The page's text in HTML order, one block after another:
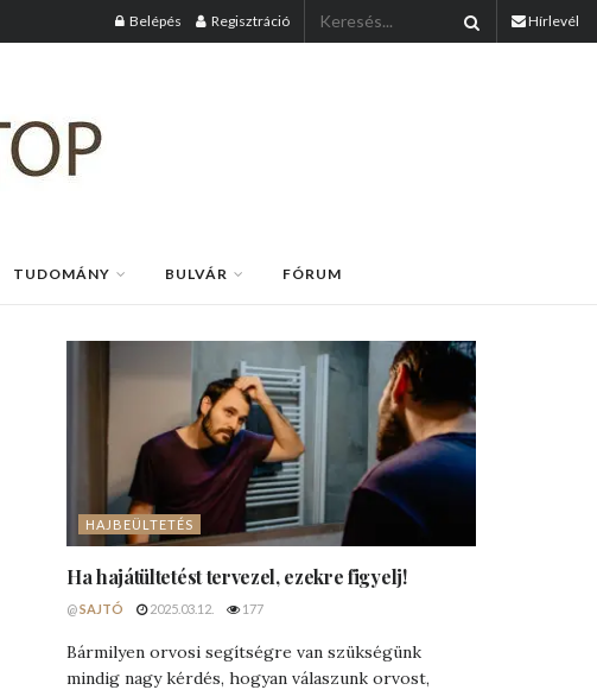
Belépés Regisztráció Hírlevél
TUDOMÁNY BULVÁR FÓRUM
HAJBEÜLTETÉS
Ha hajátültetést tervezel, ezekre figyelj!
@SAJTÓ 2025.03.12. 177
Bármilyen orvosi segítségre van szükségünk
mindig nagy kérdés, hogyan válaszunk orvost,